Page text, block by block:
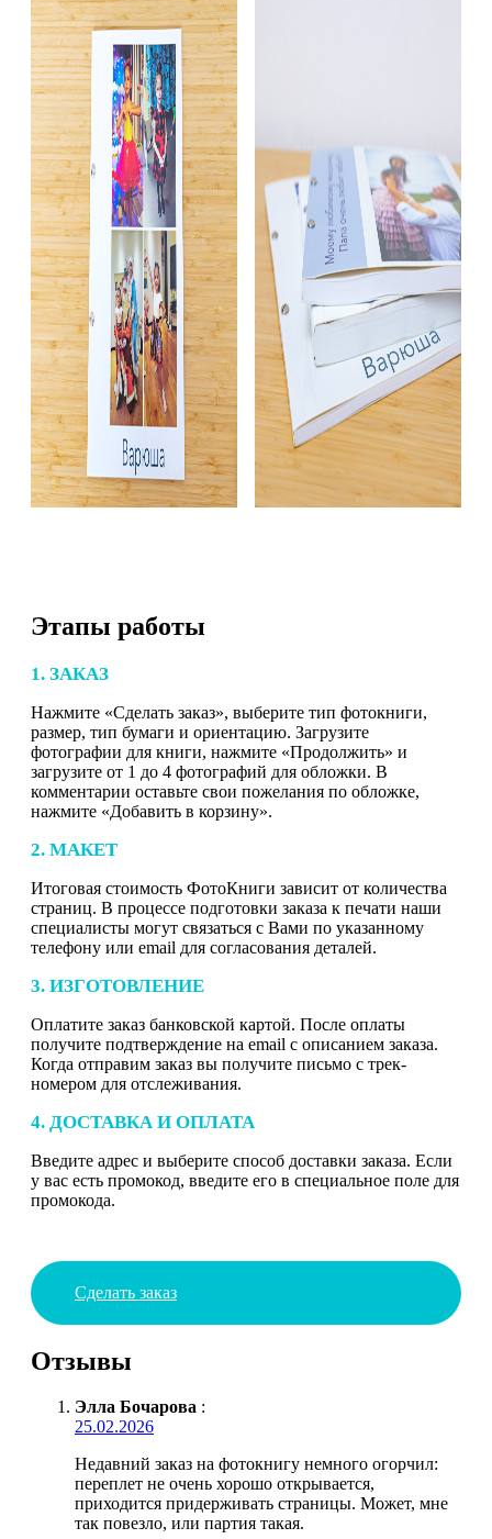
Этапы работы
1. ЗАКАЗ
Нажмите «Сделать заказ», выберите тип фотокниги,
размер, тип бумаги и ориентацию. Загрузите
фотографии для книги, нажмите «Продолжить» и
загрузите от 1 до 4 фотографий для обложки. В
комментарии оставьте свои пожелания по обложке,
нажмите «Добавить в корзину».
2. МАКЕТ
Итоговая стоимость ФотоКниги зависит от количества
страниц. В процессе подготовки заказа к печати наши
специалисты могут связаться с Вами по указанному
телефону или email для согласования деталей.
3. ИЗГОТОВЛЕНИЕ
Оплатите заказ банковской картой. После оплаты
получите подтверждение на email с описанием заказа.
Когда отправим заказ вы получите письмо с трек-
номером для отслеживания.
4. ДОСТАВКА И ОПЛАТА
Введите адрес и выберите способ доставки заказа. Если
у вас есть промокод, введите его в специальное поле для
промокода.
Сделать заказ
Отзывы
Элла Бочарова :
25.02.2026
Недавний заказ на фотокнигу немного огорчил:
переплет не очень хорошо открывается,
приходится придерживать страницы. Может, мне
так повезло, или партия такая.